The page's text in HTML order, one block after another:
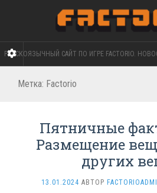
РУССКОЯЗЫЧНЫЙ САЙТ ПО ИГРЕ FACTORIO.
Метка: Factorio
Пятничные
Размещение
других
13.01.2024 АВТОР